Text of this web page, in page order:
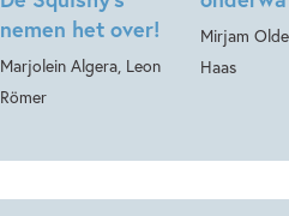
nemen het over!
Marjolein Algera, Leon
Römer
Mirjam
Haas